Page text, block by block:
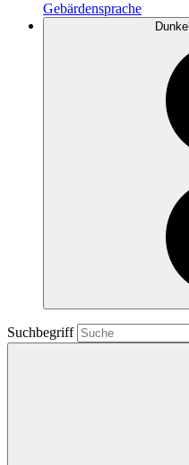
Gebärdensprache
Suchbegriff